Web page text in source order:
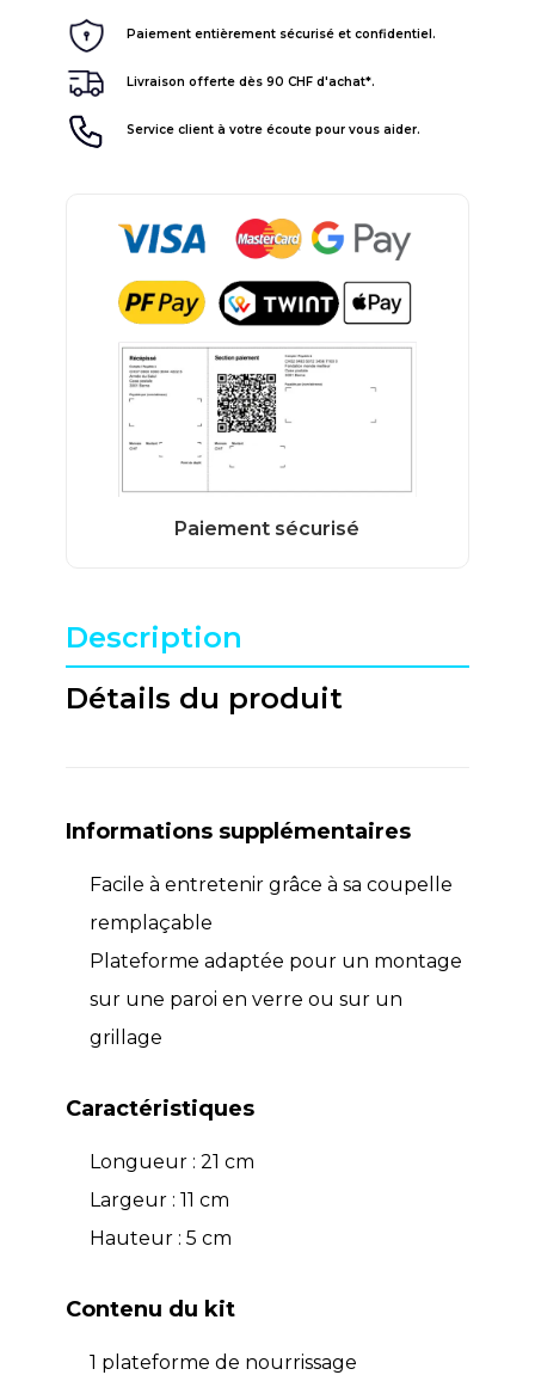
Paiement entièrement sécurisé et confidentiel.
Livraison offerte dès 90 CHF d'achat*.
Service client à votre écoute pour vous aider.
Description
Détails du produit
Informations supplémentaires
Facile à entretenir grâce à sa coupelle
remplaçable
Plateforme adaptée pour un montage
sur une paroi en verre ou sur un
grillage
Caractéristiques
Longueur : 21 cm
Largeur : 11 cm
Hauteur : 5 cm
Contenu du kit
1 plateforme de nourrissage